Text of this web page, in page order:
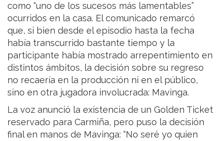
como “uno de los sucesos más lamentables”
ocurridos en la casa. El comunicado remarcó
que, si bien desde el episodio hasta la fecha
había transcurrido bastante tiempo y la
participante había mostrado arrepentimiento en
distintos ámbitos, la decisión sobre su regreso
no recaería en la producción ni en el público,
sino en otra jugadora involucrada: Mavinga.
La voz anunció la existencia de un Golden Ticket
reservado para Carmiña, pero puso la decisión
final en manos de Mavinga: “No seré yo quien